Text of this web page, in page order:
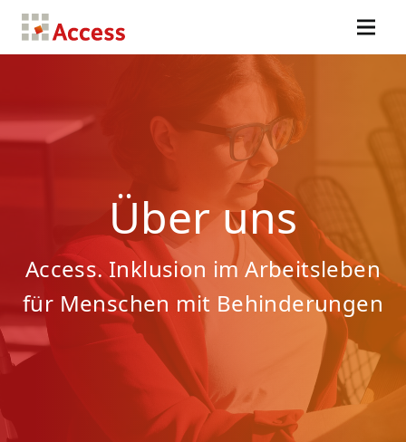
Über uns
Access. Inklusion im Arbeitsleben
für Menschen mit Behinderungen